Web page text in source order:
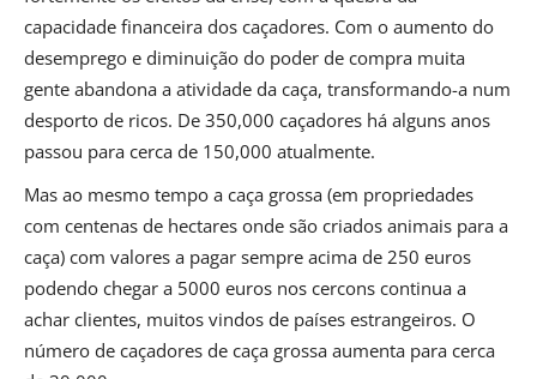
capacidade financeira dos caçadores. Com o aumento do
desemprego e diminuição do poder de compra muita
gente abandona a atividade da caça, transformando-a num
desporto de ricos. De 350,000 caçadores há alguns anos
passou para cerca de 150,000 atualmente.
Mas ao mesmo tempo a caça grossa (em propriedades
com centenas de hectares onde são criados animais para a
caça) com valores a pagar sempre acima de 250 euros
podendo chegar a 5000 euros nos cercons continua a
achar clientes, muitos vindos de países estrangeiros. O
número de caçadores de caça grossa aumenta para cerca